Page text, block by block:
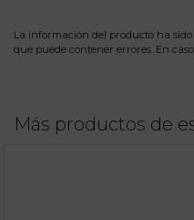
La información del producto ha
que puede contener errores. En
Más productos de